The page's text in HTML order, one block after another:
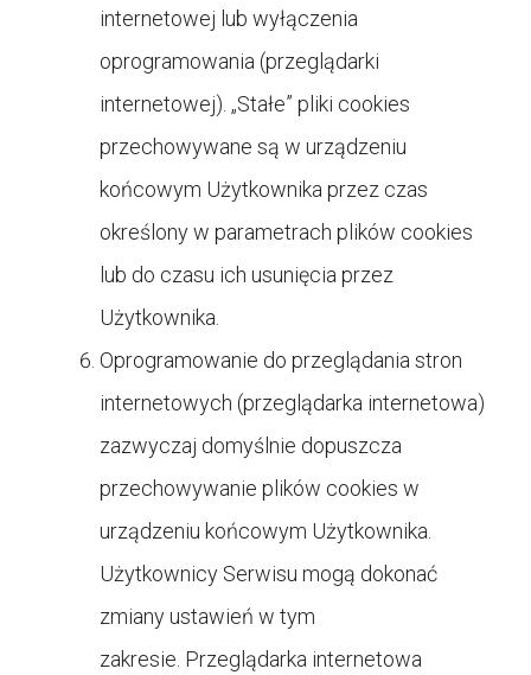
internetowej lub wyłączenia
oprogramowania (przeglądarki
internetowej). „Stałe” pliki cookies
przechowywane są w urządzeniu
końcowym Użytkownika przez czas
określony w parametrach plików cookies
lub do czasu ich usunięcia przez
Użytkownika.
Oprogramowanie do przeglądania stron
internetowych (przeglądarka internetowa)
zazwyczaj domyślnie dopuszcza
przechowywanie plików cookies w
urządzeniu końcowym Użytkownika.
Użytkownicy Serwisu mogą dokonać
zmiany ustawień w tym
zakresie. Przeglądarka internetowa